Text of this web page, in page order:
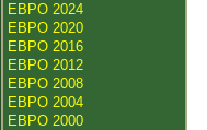
ЕВРО 2024
ЕВРО 2020
ЕВРО 2016
ЕВРО 2012
ЕВРО 2008
ЕВРО 2004
ЕВРО 2000